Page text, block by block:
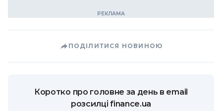
ПОДІЛИТИСЯ НОВИНОЮ
Коротко про головне за день в email
розсилці finance.ua